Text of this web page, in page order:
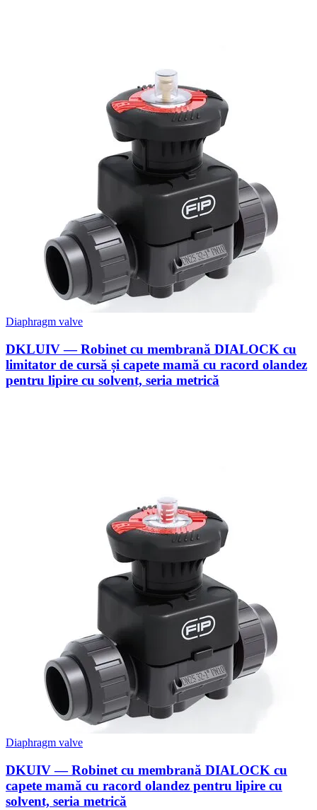
Diaphragm valve
DKLUIV — Robinet cu membrană DIALOCK cu
limitator de cursă și capete mamă cu racord olandez
pentru lipire cu solvent, seria metrică
Diaphragm valve
DKUIV — Robinet cu membrană DIALOCK cu
capete mamă cu racord olandez pentru lipire cu
solvent, seria metrică